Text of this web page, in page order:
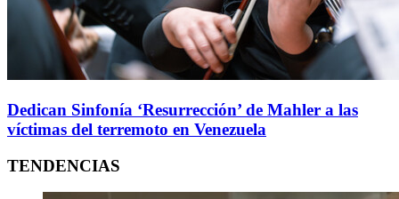
Dedican Sinfonía ‘Resurrección’ de Mahler a las
víctimas del terremoto en Venezuela
TENDENCIAS